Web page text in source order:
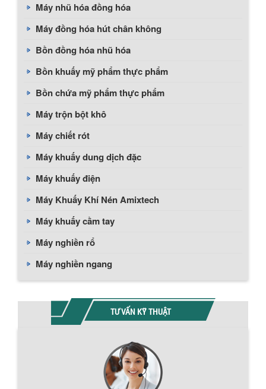
Máy nhũ hóa đồng hóa
Máy đồng hóa hút chân không
Bồn đồng hóa nhũ hóa
Bồn khuấy mỹ phẩm thực phẩm
Bồn chứa mỹ phẩm thực phẩm
Máy trộn bột khô
Máy chiết rót
Máy khuấy dung dịch đặc
Máy khuấy điện
Máy Khuấy Khí Nén Amixtech
Máy khuấy cầm tay
Máy nghiền rổ
Máy nghiền ngang
TƯ VẤN KỸ THUẬT
Chính sách giao hàng